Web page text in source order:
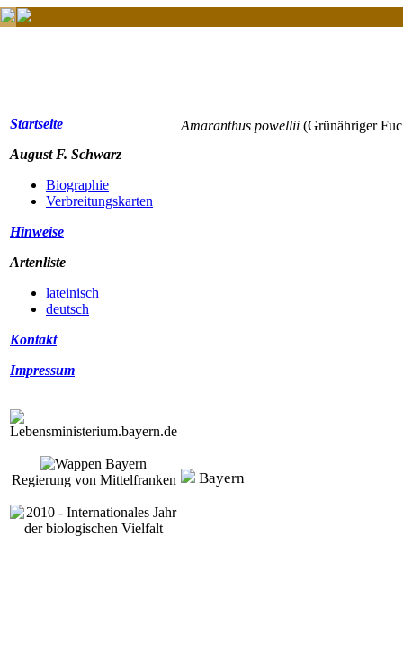
Startseite
August F. Schwarz
Biographie
Verbreitungskarten
Hinweise
Artenliste
lateinisch
deutsch
Kontakt
Impressum
Regierung von Mittelfranken
Amaranthus powellii (Grünähriger
Bayern